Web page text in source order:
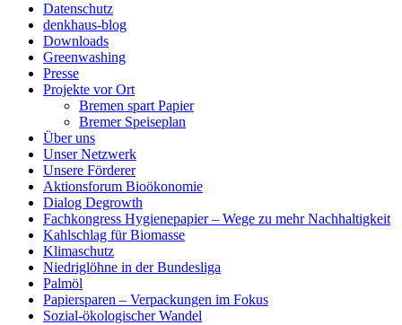
Datenschutz
denkhaus-blog
Downloads
Greenwashing
Presse
Projekte vor Ort
Bremen spart Papier
Bremer Speiseplan
Über uns
Unser Netzwerk
Unsere Förderer
Aktionsforum Bioökonomie
Dialog Degrowth
Fachkongress Hygienepapier – Wege zu mehr Nachhaltigkeit
Kahlschlag für Biomasse
Klimaschutz
Niedriglöhne in der Bundesliga
Palmöl
Papiersparen – Verpackungen im Fokus
Sozial-ökologischer Wandel